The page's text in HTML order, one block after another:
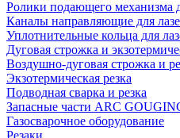
Ролики подающего механизма
Каналы направляющие для
Уплотнительные кольца для
Дуговая строжка и
Воздушно-дуговая строжка и
Экзотермическая резка
Подводная сварка и резка
Запасные части ARC
Газосварочное оборудование
Резаки